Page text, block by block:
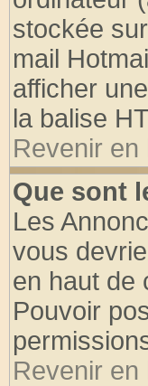
stockée
mail
afficher
la balise
Revenir en
Que sont
Les
vous
en haut de
Pouvoir
Revenir en